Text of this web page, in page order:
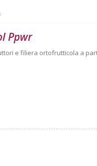
Ppwr
e filiera ortofrutticola a